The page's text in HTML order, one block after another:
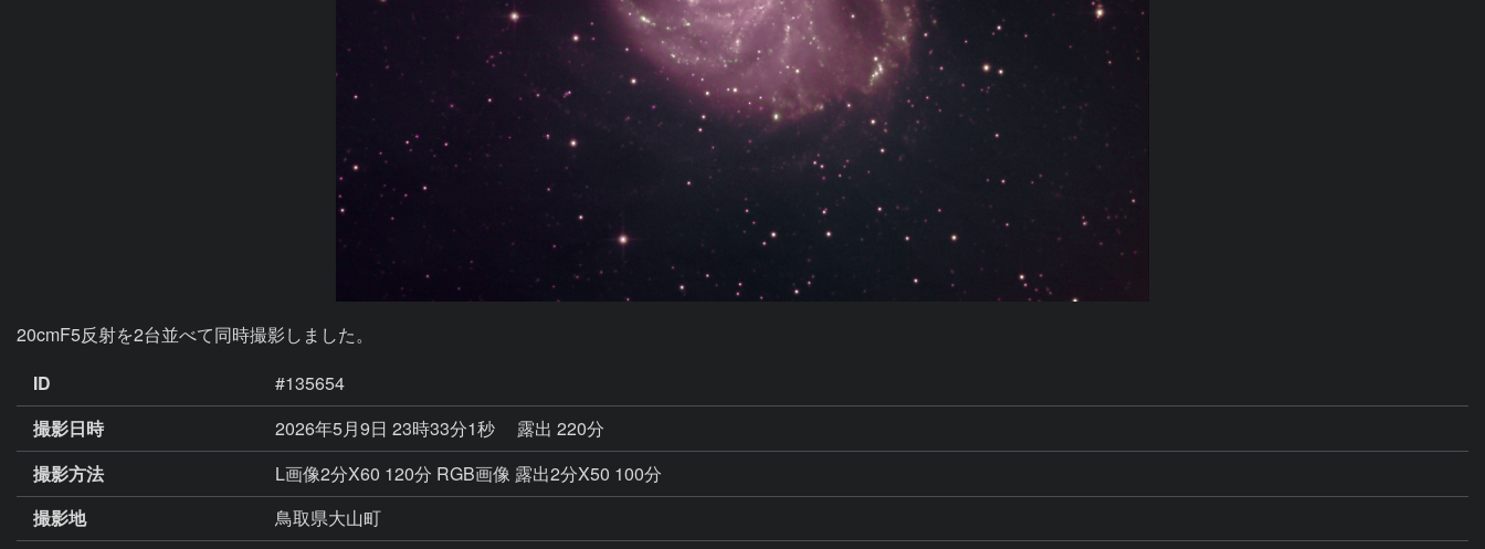
20cmF5反射を2台並べて同時撮影しました。
ID
#135654
撮影日時
2026年5月9日 23時33分1秒
露出 220分
撮影方法
L画像2分X60 120分 RGB画像 露出2分X50 100分
撮影地
鳥取県大山町